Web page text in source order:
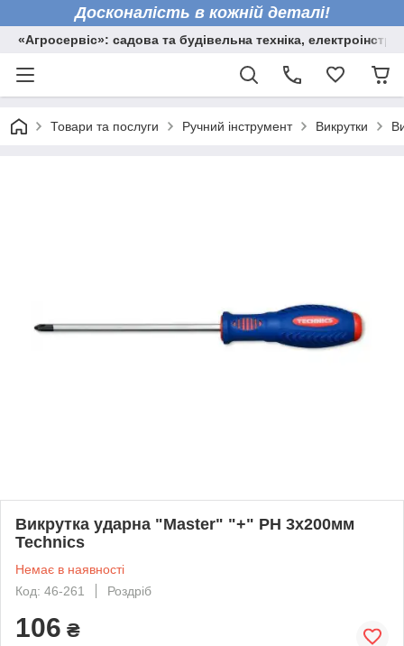
Досконалість в кожній деталі!
«Агросервіс»: садова та будівельна техніка,
Товари та послуги Ручний інструмент Викрутки
Викрутка ударна "Master" "+" PH 3х200мм
Technics
Немає в наявності
Код: 46-261
Роздріб
106 ₴